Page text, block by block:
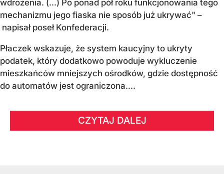
wdrożenia. (...) Po ponad pół roku funkcjonowania tego
mechanizmu jego fiaska nie sposób już ukrywać" –
napisał poseł Konfederacji.
Płaczek wskazuje, że system kaucyjny to ukryty
podatek, który dodatkowo powoduje wykluczenie
mieszkańców mniejszych ośrodków, gdzie dostępność
do automatów jest ograniczona....
CZYTAJ DALEJ